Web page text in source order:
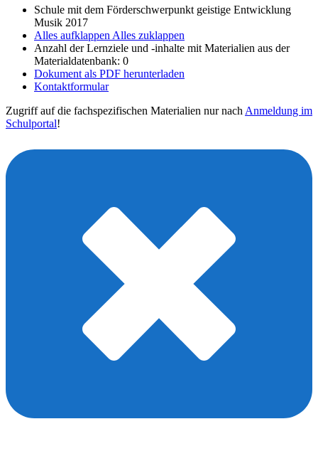
Schule mit dem Förderschwerpunkt geistige Entwicklung
Musik 2017
Alles aufklappen Alles zuklappen
Anzahl der Lernziele und -inhalte mit Materialien aus der
Materialdatenbank: 0
Dokument als PDF herunterladen
Kontaktformular
Zugriff auf die fachspezifischen Materialien nur nach Anmeldung im
Schulportal!